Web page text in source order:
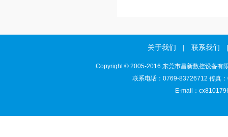
关于我们 | 联系我们 |
Copyright © 2005-2016 东莞市昌新数控设备有
联系电话：0769-83726712 传真
E-mail：